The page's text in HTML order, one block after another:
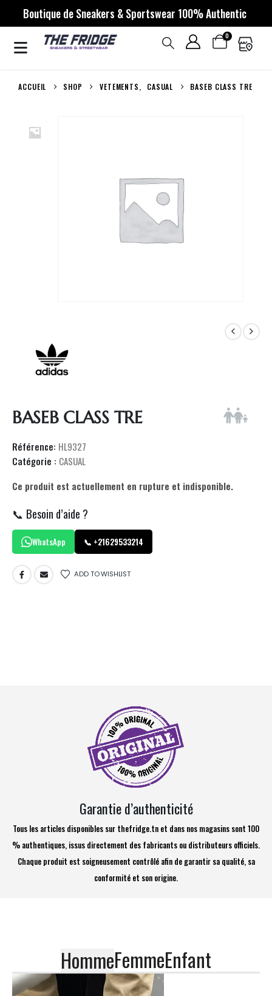
Boutique de Sneakers & Sportswear 100% Authentic
0
ACCUEIL SHOP VETEMENTS, CASUAL BASEB CLASS TRE
BASEB CLASS TRE
Référence: HL9327
Catégorie : CASUAL
Ce produit est actuellement en rupture et indisponible.
📞 Besoin d’aide ?
WhatsApp 📞 +21629533214
ADD TO WISHLIST
Garantie d’authenticité
Tous les articles disponibles sur thefridge.tn et dans nos magasins sont 100
% authentiques, issus directement des fabricants ou distributeurs officiels.
Chaque produit est soigneusement contrôlé afin de garantir sa qualité, sa
conformité et son origine.
HommeFemmeEnfant